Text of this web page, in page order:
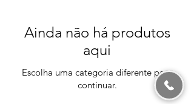
Ainda não há produtos
aqui
Escolha uma categoria diferente para
continuar.